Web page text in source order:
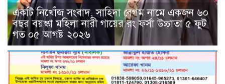
একটি নিখোঁজ সংবাদ, সাহিদা বেগম নামে একজন ৬০
বছর বয়স্কা মহিলা নারী গায়ের রং ফর্সা উচ্চাতা ৫ ফুট
গত ০৫ আগষ্ট ২০২৬